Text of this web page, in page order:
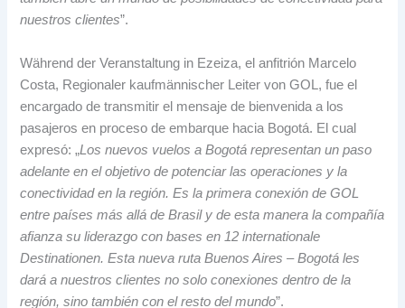
nuestros clientes”.
Während der Veranstaltung in Ezeiza,el anfitrión Marcelo
Costa, Regionaler kaufmännischer Leiter von GOL,fue el
encargado de transmitir el mensaje de bienvenida a los
pasajeros en proceso de embarque hacia Bogotá. El cual
expresó: „Los nuevos vuelos a Bogotá representan un paso
adelante en el objetivo de potenciar las operaciones y la
conectividad en la región.Es la primera conexión de GOL
entre países más allá de Brasil y de esta manera la compañía
afianza su liderazgo con bases en 12 internationale
Destinationen.Esta nueva ruta Buenos Aires – Bogotá les
dará a nuestros clientes no solo conexiones dentro de la
región,sino también con el resto del mundo”.